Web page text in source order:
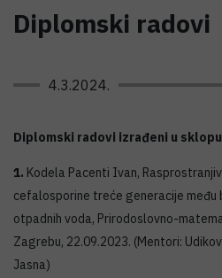
Diplomski radovi
4.3.2024.
Diplomski radovi izrađeni u
1. Kodela Pacenti Ivan,
cefalosporine treće generacije među
otpadnih voda, Prirodoslovno-
Zagrebu, 22.09.2023. (Mentori:
Jasna)